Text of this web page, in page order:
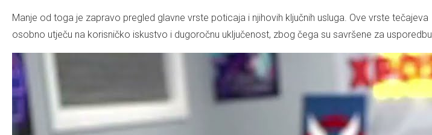
Manje od toga je zapravo pregled glavne vrste poticaja i njihovih ključnih usluga. Ove vrste tečajeva
osobno utječu na korisničko iskustvo i dugoročnu uključenost, zbog čega su savršene za usporedbu